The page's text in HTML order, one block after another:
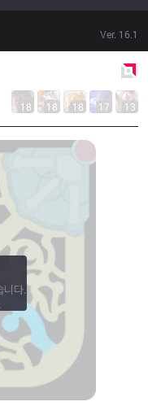
Ver. 16.1
18 18 18 17 13
니다.